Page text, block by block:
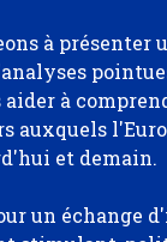
à présenter
à
auxquels
et demain.
un échange